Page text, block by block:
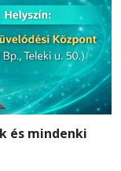
és mindenki